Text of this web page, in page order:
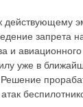
действующему
запрета
и
уже в